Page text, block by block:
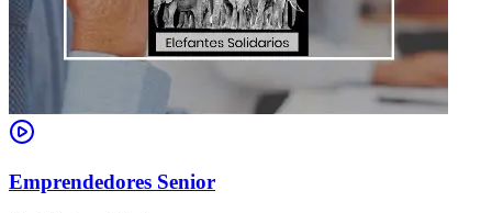
Emprendedores Senior